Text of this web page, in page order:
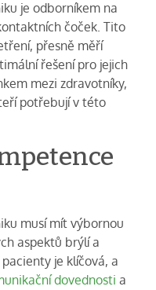
je odborníkem na
čoček. Tito
přesně měří
řešení pro jejich
mezi zdravotníky,
potřebují v této
musí mít výbornou
aspektů brýlí a
je klíčová, a
dovednosti a